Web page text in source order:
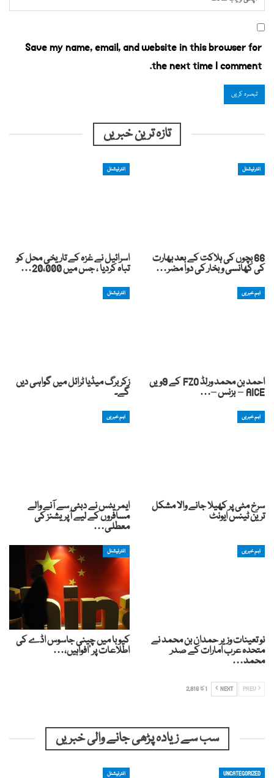
Save my name, email, and website in this browser for
the next time I comment.
تازہ ترین خبریں
انٹرنیشنل
66 بچوں کی ہلاکت کے بعد بھارت
کی کھانسی و بخار کی دوا مضر…
انٹرنیشنل
اسرائیل نے غزہ کے تاریخی محل کو
تباہ کردیا ، جس میں 20،000…
اہم خبریں
احمد بن محمد ورلڈ FZO کے 9ویں
AICE – بزنس –…
انٹرنیشنل
زکربرگ میڈیا ٹرائل میں گواہی دیں
گے۔
اہم خبریں
سرخ مٹی پر کھیلا جانے والا مشکل
ترین ٹینس ایونٹ
اہم خبریں
ایمریٹس نے دبئی سے آنے والے
مسافروں کے لیے آپریشنز کی
معطلی…
اہم خبریں
نو تعینات وزیر حمدان بن محمد نے
متحدہ عرب امارات کے صدر
محمد…
انٹرنیشنل
کیوبا میں چینی جاسوس اڈے کی
اطلاعات پر ‘افواہیں،…
NEXT 1 کا 2,816
سب سے زیادہ پڑھی جانے والی خبریں
UNCATEGORIZED انٹرنیشنل